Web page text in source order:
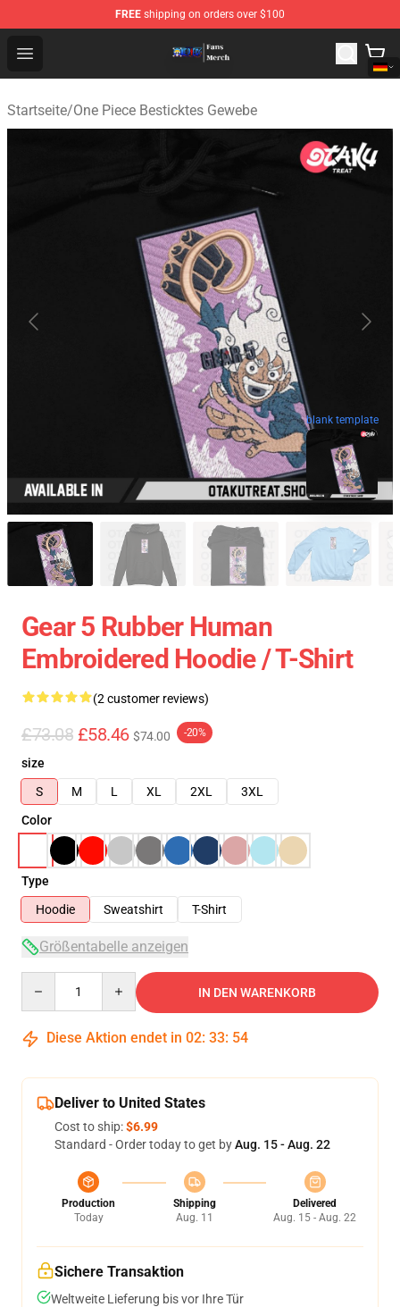
FREE shipping on orders over $100
Open menu
One Piece Store - Official One Piece Merchandise Shop
Startseite/One Piece Besticktes Gewebe
blank template
Gear 5 Rubber Human
Embroidered Hoodie / T-Shirt
(2 customer reviews)
£73.08 £58.46 $74.00 -20%
size
S
M L XL 2XL
3XL
Color
Type
Hoodie
Sweatshirt T-Shirt
Größentabelle anzeigen
IN DEN WARENKORB
Diese Aktion endet in 02: 33: 53
Deliver to United States
Cost to ship:$6.99
Standard - Order today to get byAug. 15 - Aug. 22
Production
Today
Shipping
Aug. 11
Delivered
Aug. 15 - Aug. 22
Sichere Transaktion
Weltweite Lieferung bis vor Ihre Tür